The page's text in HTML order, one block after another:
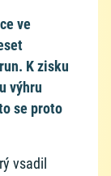
ve
K zisku
výhru
se proto
vsadil